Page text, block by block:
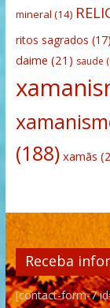
mineral (14)
ritos sagrados (17)
daime (21) saude
(188) xamãs
Receba
[contact-form-7